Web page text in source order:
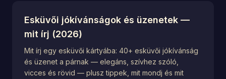
Esküvői jókívánságok és üzenetek —
mit írj (2026)
Mit írj egy esküvői kártyába: 40+ esküvői jókívánság
és üzenet a párnak — elegáns, szívhez szóló,
vicces és rövid — plusz tippek, mit mondj és mit